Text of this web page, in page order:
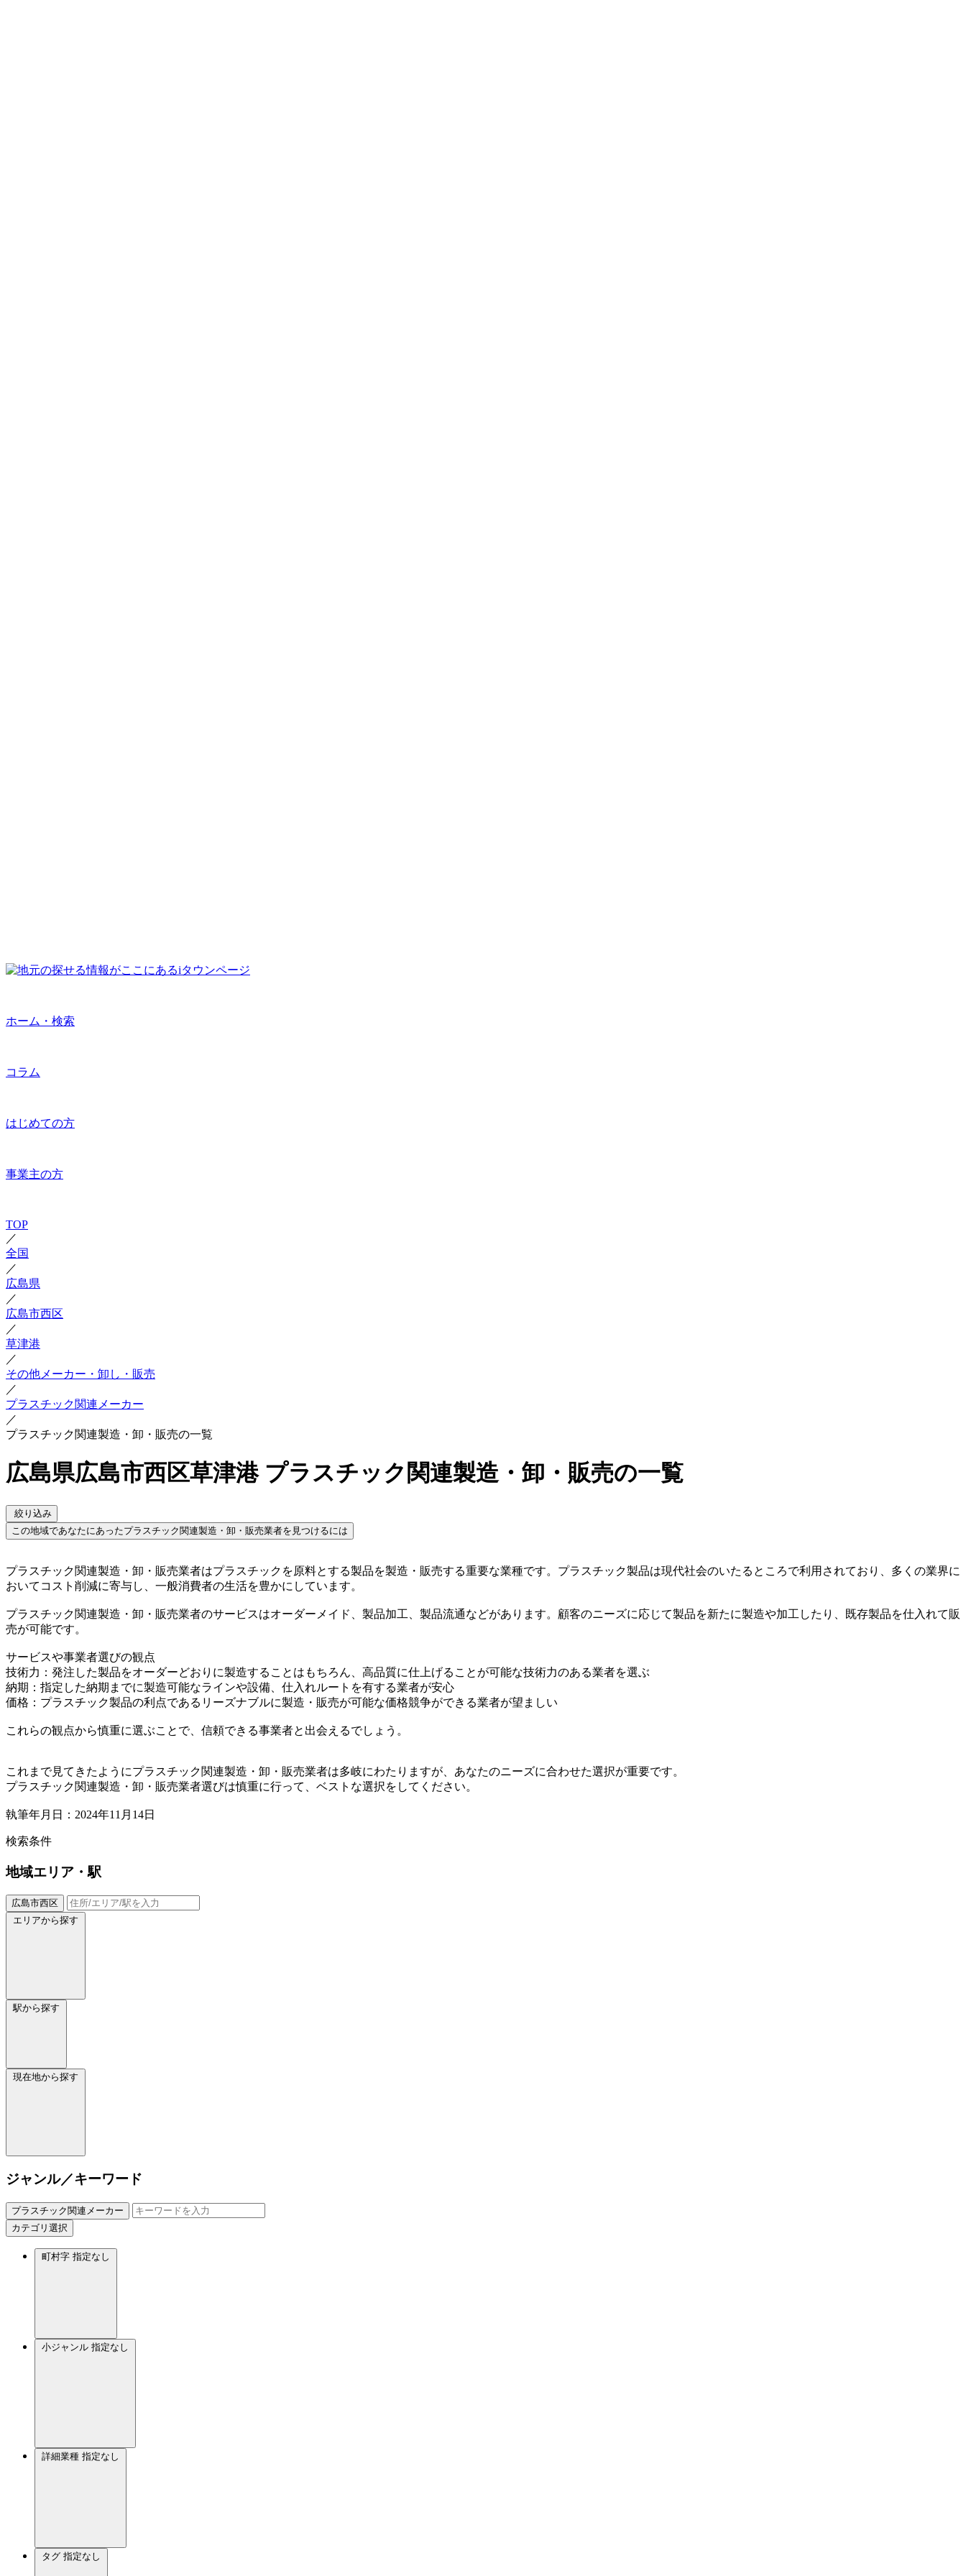
ホーム・検索
コラム
はじめての方
事業主の方
TOP
／
全国
／
広島県
／
広島市西区
／
草津港
／
その他メーカー・卸し・販売
／
プラスチック関連メーカー
／
プラスチック関連製造・卸・販売の一覧
広島県広島市西区草津港 プラスチック関連製造・卸・販売の一覧
絞り込み
この地域であなたにあったプラスチック関連製造・卸・販売業者を見つけるには
プラスチック関連製造・卸・販売業者はプラスチックを原料とする製品を製造・販売する重要な業種です。プラスチック製品は現代社会のいたるところで利用されており、多くの業界に
おいてコスト削減に寄与し、一般消費者の生活を豊かにしています。
プラスチック関連製造・卸・販売業者のサービスはオーダーメイド、製品加工、製品流通などがあります。顧客のニーズに応じて製品を新たに製造や加工したり、既存製品を仕入れて販
売が可能です。
サービスや事業者選びの観点
技術力：発注した製品をオーダーどおりに製造することはもちろん、高品質に仕上げることが可能な技術力のある業者を選ぶ
納期：指定した納期までに製造可能なラインや設備、仕入れルートを有する業者が安心
価格：プラスチック製品の利点であるリーズナブルに製造・販売が可能な価格競争ができる業者が望ましい
これらの観点から慎重に選ぶことで、信頼できる事業者と出会えるでしょう。
これまで見てきたようにプラスチック関連製造・卸・販売業者は多岐にわたりますが、あなたのニーズに合わせた選択が重要です。
プラスチック関連製造・卸・販売業者選びは慎重に行って、ベストな選択をしてください。
執筆年月日：2024年11月14日
検索条件
地域エリア・駅
広島市西区
エリアから探す
駅から探す
現在地から探す
ジャンル／キーワード
プラスチック関連メーカー
カテゴリ選択
町村字 指定なし
小ジャンル 指定なし
詳細業種 指定なし
タグ 指定なし